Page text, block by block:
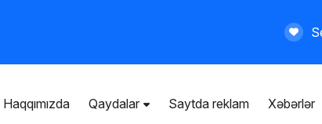
Haqqımızda Qaydalar Saytda reklam Xəbərlər